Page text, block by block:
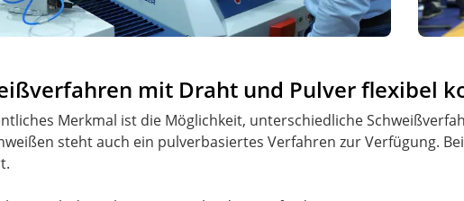
mit Draht und Pulver flexibel
Merkmal ist die Möglichkeit, unterschiedliche
steht auch ein pulverbasiertes Verfahren zur Verfügung.